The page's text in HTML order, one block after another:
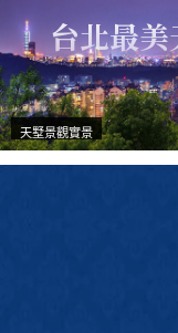
台北最
天墅景觀實景